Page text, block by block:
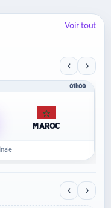
Voir tout
‹ ›
01h00
MAROC
‹ ›